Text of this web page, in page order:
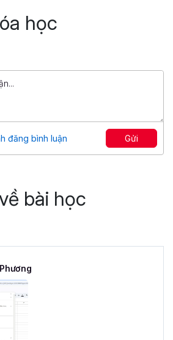
14 giờ
142 bài giảng
799,000 đ
12 giờ
91 bài giảng
25,046
học
đăng bình luận Gửi
bài học